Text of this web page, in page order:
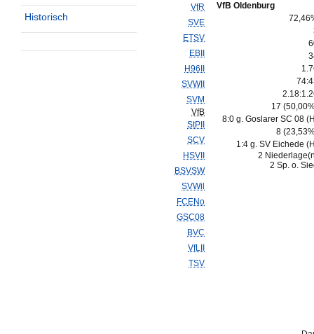
Historisch
VfR
SVE
ETSV
EBII
H96II
SVWII
SVM
VfB
StPII
SCV
HSVII
BSVSW
SVWil
FCENo
GSC08
BVC
VfLII
TSV
VfB Oldenburg
17
8:0 g. Goslarer SC 08
8
1:4 g. SV Eichede
2
2 Sp. o.